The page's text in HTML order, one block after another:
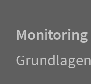
Monitoring
überspringen
Grundlagen